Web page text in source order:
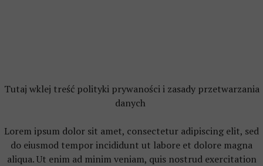
Tutaj wklej treść polityki prywaności i zasady przetwarzania
danych
Lorem ipsum dolor sit amet, consectetur adipiscing elit, sed
do eiusmod tempor incididunt ut labore et dolore magna
aliqua. Ut enim ad minim veniam, quis nostrud exercitation